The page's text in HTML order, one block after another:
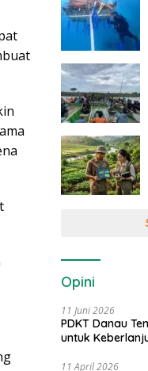
Opini
11 Juni 2026
PDKT Danau
untuk
11 April 2026